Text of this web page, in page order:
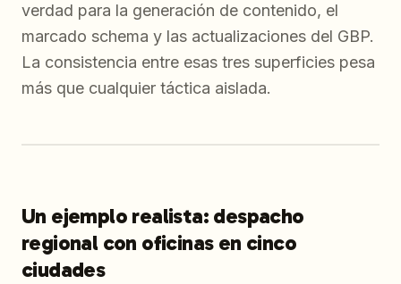
verdad para la generación de contenido, el
marcado schema y las actualizaciones del GBP.
La consistencia entre esas tres superficies pesa
más que cualquier táctica aislada.
Un ejemplo realista: despacho
regional con oficinas en cinco
ciudades